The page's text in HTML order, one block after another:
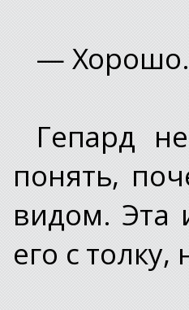
—
Гепард
понять,
видом. Эта
его с